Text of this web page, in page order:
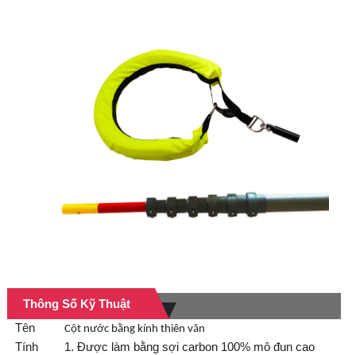
Thông Số Kỹ Thuật
Tên
Cột nước bằng kính thiên văn
Tính
1. Được làm bằng sợi carbon 100% mô đun cao